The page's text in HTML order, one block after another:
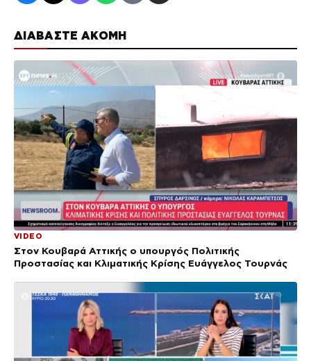
ΔΙΑΒΑΣΤΕ ΑΚΟΜΗ
VIDEO
Στον Κουβαρά Αττικής ο υπουργός Πολιτικής
Προστασίας και Κλιματικής Κρίσης Ευάγγελος Τουρνάς